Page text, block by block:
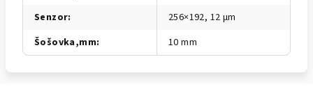
Senzor:
256×192, 12 μm
Šošovka,mm: 10 mm